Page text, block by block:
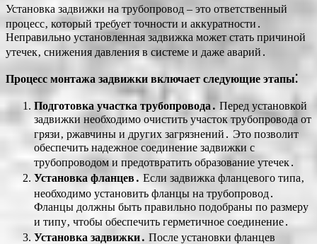
Установка задвижки на трубопровод – это ответственный
процесс‚ который требует точности и аккуратности․
Неправильно установленная задвижка может стать причиной
утечек‚ снижения давления в системе и даже аварий․
Процесс монтажа задвижки включает следующие этапы⁚
Подготовка участка трубопровода․ Перед установкой
задвижки необходимо очистить участок трубопровода от
грязи‚ ржавчины и других загрязнений․ Это позволит
обеспечить надежное соединение задвижки с
трубопроводом и предотвратить образование утечек․
Установка фланцев․ Если задвижка фланцевого типа‚
необходимо установить фланцы на трубопровод․
Фланцы должны быть правильно подобраны по размеру
и типу‚ чтобы обеспечить герметичное соединение․
Установка задвижки․ После установки фланцев